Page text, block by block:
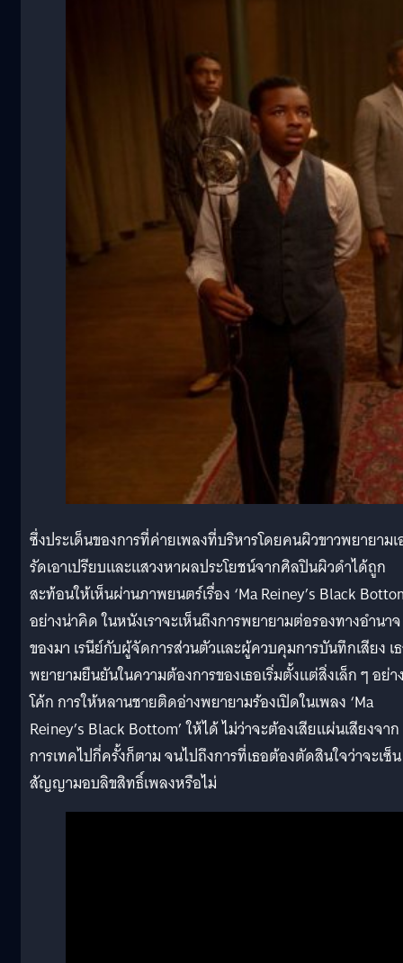
ซึ่งประเด็นของการที่ค่ายเพลงที่บริหารโดยคนผิวขาวพยายามเ
รัดเอาเปรียบและแสวงหาผลประโยชน์จากศิลปินผิวดำได้ถูก
สะท้อนให้เห็นผ่านภาพยนตร์เรื่อง ‘Ma Reiney’s Black
อย่างน่าคิด ในหนังเราจะเห็นถึงการพยายามต่อรองทางอำนาจ
ของมา เรนีย์กับผู้จัดการส่วนตัวและผู้ควบคุมการบันทึกเสียง เ
พยายามยืนยันในความต้องการของเธอเริ่มตั้งแต่สิ่งเล็ก ๆ อย่า
โค้ก การให้หลานชายติดอ่างพยายามร้องเปิดในเพลง ‘Ma
Reiney’s Black Bottom’ ให้ได้ ไม่ว่าจะต้องเสียแผ่นเสียงจาก
การเทคไปกี่ครั้งก็ตาม จนไปถึงการที่เธอต้องตัดสินใจว่าจะเซ็น
สัญญามอบลิขสิทธิ์เพลงหรือไม่